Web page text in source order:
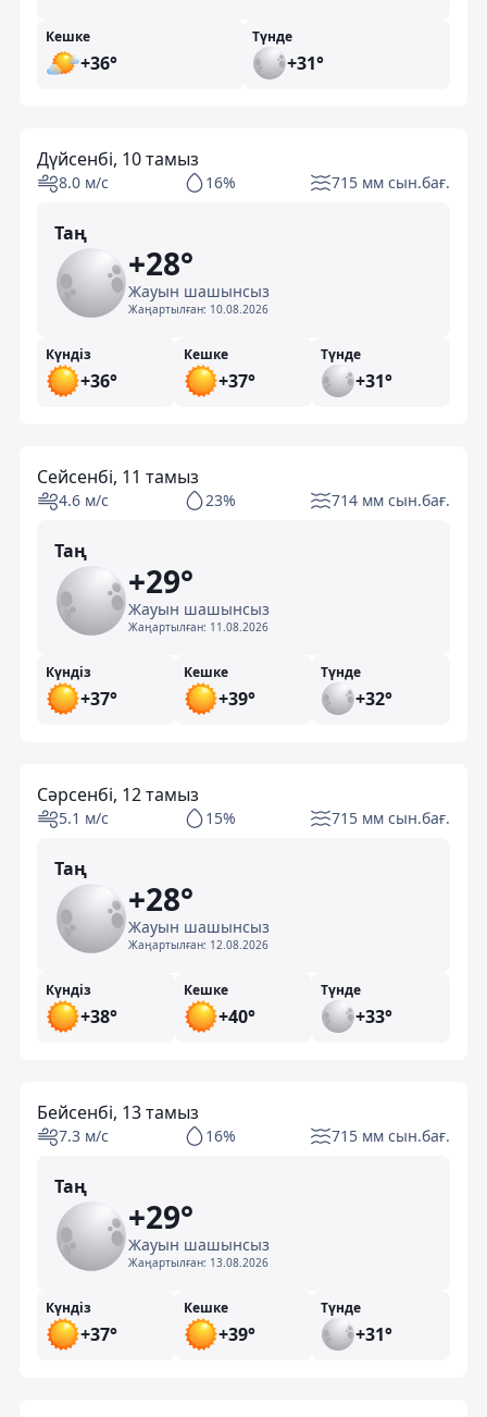
Кешке
+36°
Түнде
+31°
Дүйсенбі, 10 тамыз
8.0 м/с 16% 715 мм сын.бағ.
Таң
+28°
Жауын шашынсыз
Жаңартылған: 10.08.2026
Күндіз
+36°
Кешке
+37°
Түнде
+31°
Сейсенбі, 11 тамыз
4.6 м/с 23% 714 мм сын.бағ.
Таң
+29°
Жауын шашынсыз
Жаңартылған: 11.08.2026
Күндіз
+37°
Кешке
+39°
Түнде
+32°
Сәрсенбі, 12 тамыз
5.1 м/с 15% 715 мм сын.бағ.
Таң
+28°
Жауын шашынсыз
Жаңартылған: 12.08.2026
Күндіз
+38°
Кешке
+40°
Түнде
+33°
Бейсенбі, 13 тамыз
7.3 м/с 16% 715 мм сын.бағ.
Таң
+29°
Жауын шашынсыз
Жаңартылған: 13.08.2026
Күндіз
+37°
Кешке
+39°
Түнде
+31°